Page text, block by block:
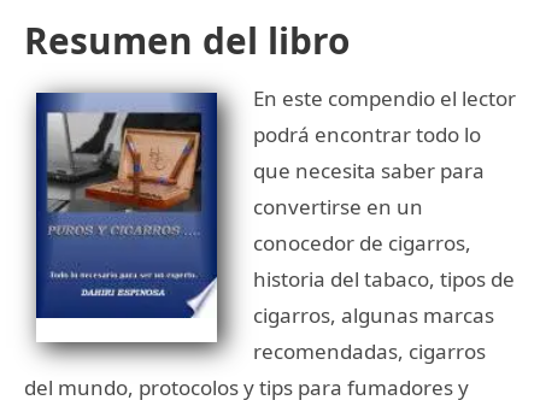
Resumen del libro
En este compendio el lector
podrá encontrar todo lo
que necesita saber para
convertirse en un
conocedor de cigarros,
historia del tabaco, tipos de
cigarros, algunas marcas
recomendadas, cigarros
del mundo, protocolos y tips para fumadores y